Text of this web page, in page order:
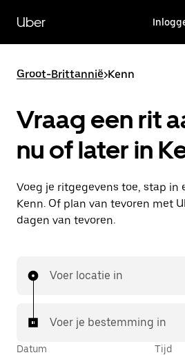
naar
hoofdinhoud
Uber
Groot-Brittannië>Kenn
Vraag een rit
nu of later in
Voeg je ritgegevens toe, stap in
Kenn. Of plan van tevoren met
dagen van tevoren.
Voer locatie in
Voer je bestemming in
Datum Tijd